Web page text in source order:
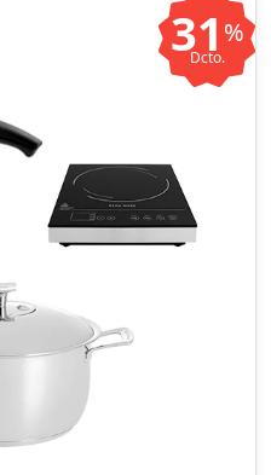
31 %
Dcto.